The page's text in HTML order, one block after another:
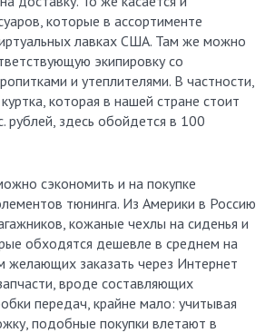
которые в ассортименте
лавках США. Там же можно
экипировку со
и утеплителями. В частности,
которая в нашей стране стоит
рублей, здесь обойдется в 100
сэкономить и на покупке
тюнинга. Из Америки в Россию
кожаные чехлы на сиденья и
обходятся дешевле в среднем на
желающих заказать через Интернет
вроде составляющих
передач, крайне мало: учитывая
подобные покупки влетают в